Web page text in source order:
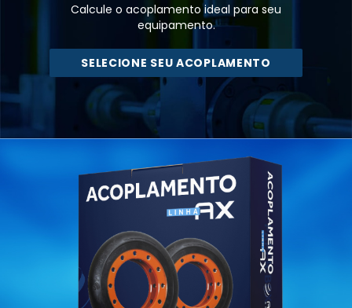
Calcule o acoplamento ideal para seu
equipamento.
SELECIONE SEU ACOPLAMENTO